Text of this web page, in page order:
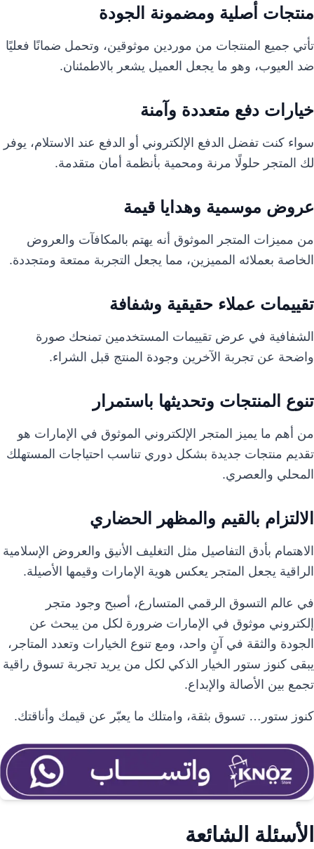
منتجات أصلية ومضمونة الجودة
تأتي جميع المنتجات من موردين موثوقين، وتحمل ضمانًا فعليًا
ضد العيوب، وهو ما يجعل العميل يشعر بالاطمئنان.
خيارات دفع متعددة وآمنة
سواء كنت تفضل الدفع الإلكتروني أو الدفع عند الاستلام، يوفر
لك المتجر حلولًا مرنة ومحمية بأنظمة أمان متقدمة.
عروض موسمية وهدايا قيمة
من مميزات المتجر الموثوق أنه يهتم بالمكافآت والعروض
الخاصة بعملائه المميزين، مما يجعل التجربة ممتعة ومتجددة.
تقييمات عملاء حقيقية وشفافة
الشفافية في عرض تقييمات المستخدمين تمنحك صورة
واضحة عن تجربة الآخرين وجودة المنتج قبل الشراء.
تنوع المنتجات وتحديثها باستمرار
من أهم ما يميز المتجر الإلكتروني الموثوق في الإمارات هو
تقديم منتجات جديدة بشكل دوري تناسب احتياجات المستهلك
المحلي والعصري.
الالتزام بالقيم والمظهر الحضاري
الاهتمام بأدق التفاصيل مثل التغليف الأنيق والعروض الإسلامية
الراقية يجعل المتجر يعكس هوية الإمارات وقيمها الأصيلة.
في عالم التسوق الرقمي المتسارع، أصبح وجود متجر
إلكتروني موثوق في الإمارات ضرورة لكل من يبحث عن
الجودة والثقة في آنٍ واحد، ومع تنوع الخيارات وتعدد المتاجر،
يبقى كنوز ستور الخيار الذكي لكل من يريد تجربة تسوق راقية
تجمع بين الأصالة والإبداع.
كنوز ستور… تسوق بثقة، وامتلك ما يعبّر عن قيمك وأناقتك.
الأسئلة الشائعة